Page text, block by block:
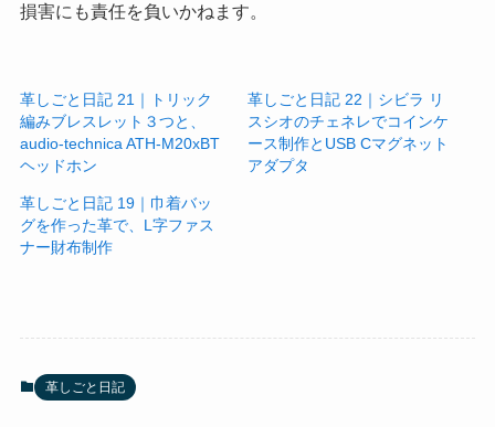
損害にも責任を負いかねます。
革しごと日記 21｜トリック
編みブレスレット３つと、
audio-technica ATH-M20xBT
ヘッドホン
革しごと日記 22｜シビラ リ
スシオのチェネレでコインケ
ース制作とUSB Cマグネット
アダプタ
革しごと日記 19｜巾着バッ
グを作った革で、L字ファス
ナー財布制作
革しごと日記